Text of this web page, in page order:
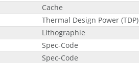
Cache
Thermal Design Power (TDP)
Lithographie
Spec-Code
Spec-Code